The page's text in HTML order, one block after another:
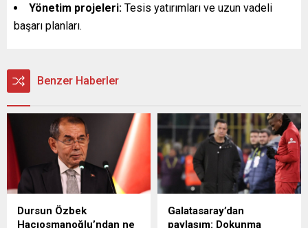
Yönetim projeleri: Tesis yatırımları ve uzun vadeli
başarı planları.
Benzer Haberler
Dursun Özbek
Hacıosmanoğlu’ndan ne
Galatasaray’dan
paylaşım: Dokunma